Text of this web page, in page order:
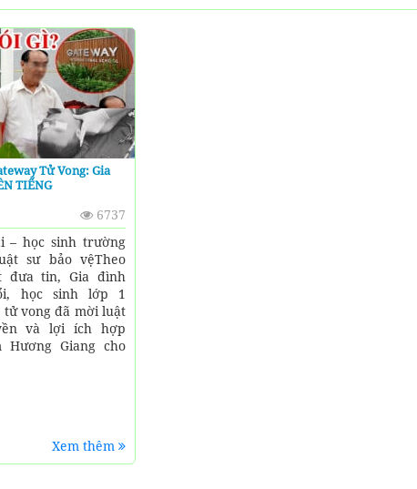
Tử Vong: Gia
TIẾNG
6737
– học sinh trường
sư bảo vệTheo
đưa tin, Gia đình
học sinh lớp 1
vong đã mời luật
và lợi ích hợp
Hương Giang cho
Xem thêm